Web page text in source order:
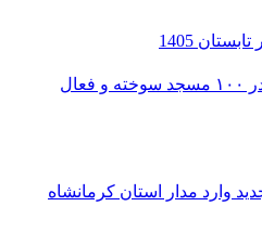
1405
فیلم‌های جشنواره عمار در ۱۰۰ مسجد سوخته و فعال
برق جدید وارد مدار استان کرمانشاه